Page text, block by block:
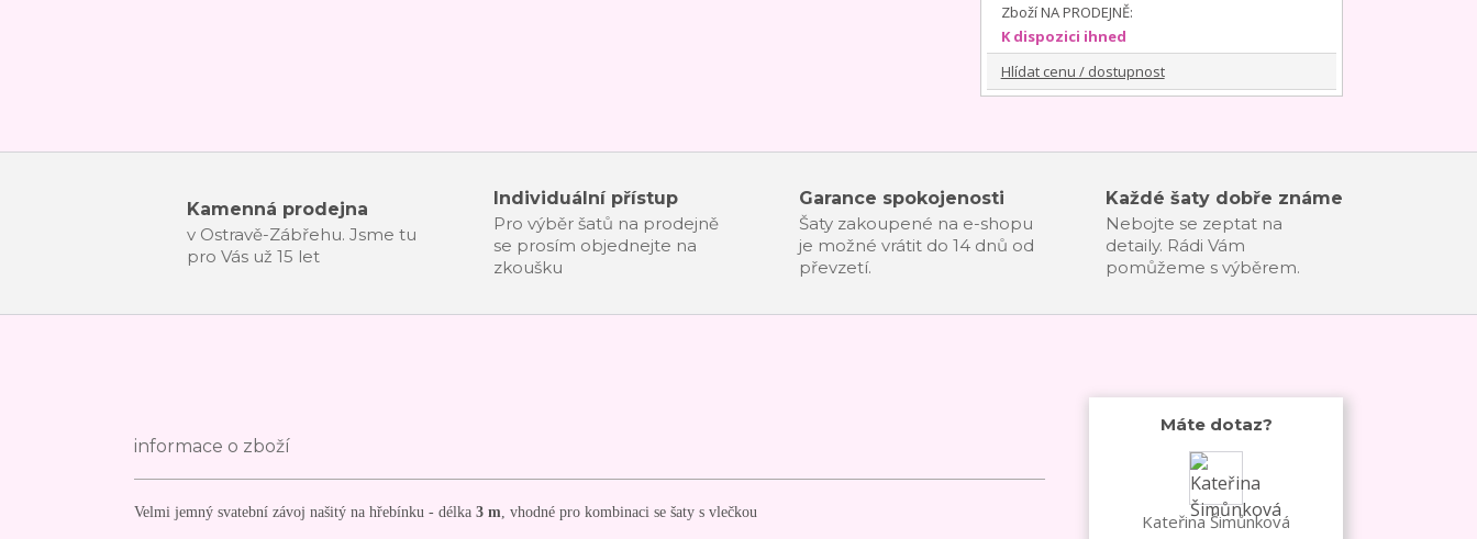
Zboží NA PRODEJNĚ:
K dispozici ihned
Hlídat cenu / dostupnost
Kamenná prodejna
v Ostravě-Zábřehu. Jsme tu
pro Vás už 15 let
Individuální přístup
Pro výběr šatů na prodejně
se prosím objednejte na
zkoušku
Garance spokojenosti
Šaty zakoupené na e-shopu
je možné vrátit do 14 dnů od
převzetí.
Každé šaty dobře známe
Nebojte se zeptat na
detaily. Rádi Vám
pomůžeme s výběrem.
informace o zboží
Velmi jemný svatební závoj našitý na hřebínku - délka 3 m , vhodné pro kombinaci se šaty s vlečkou
Máte dotaz?
Kateřina Šimůnková